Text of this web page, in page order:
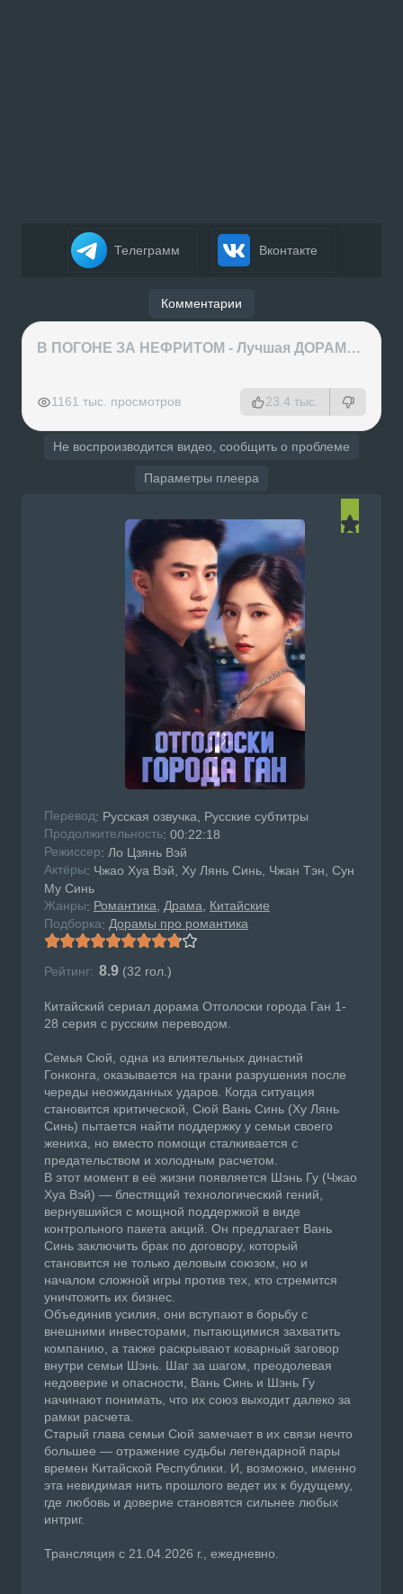
Телеграмм Вконтакте
Комментарии
В ПОГОНЕ ЗА НЕФРИТОМ - Лучшая ДОРАМА года или ХАЙП на ровном месте?
1161 тыс. просмотров 23.4 тыс.
Не воспроизводится видео, сообщить о проблеме
Параметры плеера
Перевод: Русская озвучка, Русские субтитры
Продолжительность: 00:22:18
Режисcер: Ло Цзянь Вэй
Актёры: Чжао Хуа Вэй, Ху Лянь Синь, Чжан Тэн, Сун
Му Синь
Жанры: Романтика Драма Китайские
Подборка: Дорамы про романтика
Рейтинг: 8.9 (32 гол.)
Китайский сериал дорама Отголоски города Ган 1-
28 серия с русским переводом.
Семья Сюй, одна из влиятельных династий
Гонконга, оказывается на грани разрушения после
череды неожиданных ударов. Когда ситуация
становится критической, Сюй Вань Синь (Ху Лянь
Синь) пытается найти поддержку у семьи своего
жениха, но вместо помощи сталкивается с
предательством и холодным расчетом.
В этот момент в её жизни появляется Шэнь Гу (Чжао
Хуа Вэй) — блестящий технологический гений,
вернувшийся с мощной поддержкой в виде
контрольного пакета акций. Он предлагает Вань
Синь заключить брак по договору, который
становится не только деловым союзом, но и
началом сложной игры против тех, кто стремится
уничтожить их бизнес.
Объединив усилия, они вступают в борьбу с
внешними инвесторами, пытающимися захватить
компанию, а также раскрывают коварный заговор
внутри семьи Шэнь. Шаг за шагом, преодолевая
недоверие и опасности, Вань Синь и Шэнь Гу
начинают понимать, что их союз выходит далеко за
рамки расчета.
Старый глава семьи Сюй замечает в их связи нечто
большее — отражение судьбы легендарной пары
времен Китайской Республики. И, возможно, именно
эта невидимая нить прошлого ведет их к будущему,
где любовь и доверие становятся сильнее любых
интриг.
Трансляция с 21.04.2026 г., ежедневно.